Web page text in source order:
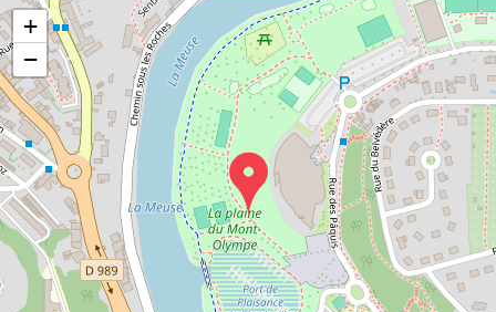
Demande d'occupation
de l'espace public
ACCEO - Accessibilité
des guichets municipaux
pour sourds et
malentendants
Guichet numérique des
autorisations
d'urbanisme
Portail vie associative
+
−